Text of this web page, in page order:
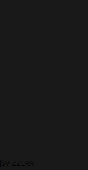
SVIZZERA